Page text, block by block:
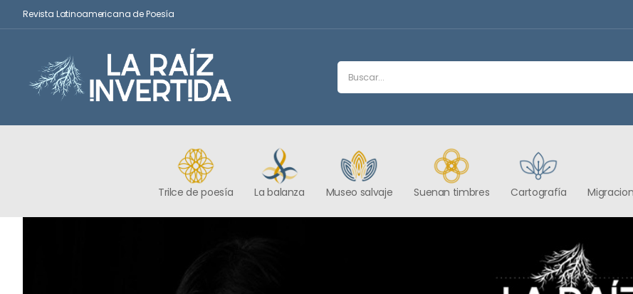
Revista Latinoamericana de Poesía
Trilce de poesía La balanza Museo salvaje Suenan timbres Cartografía